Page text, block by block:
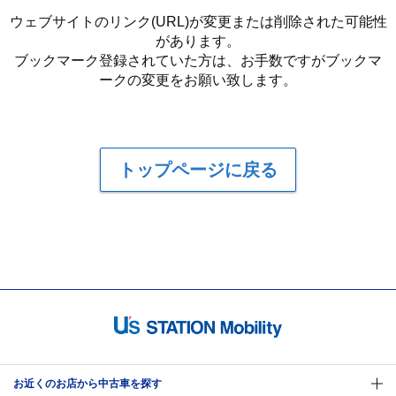
ウェブサイトのリンク(URL)が変更または削除された可能性
があります。
ブックマーク登録されていた方は、お手数ですがブックマ
ークの変更をお願い致します。
トップページに戻る
お近くのお店から中古車を探す